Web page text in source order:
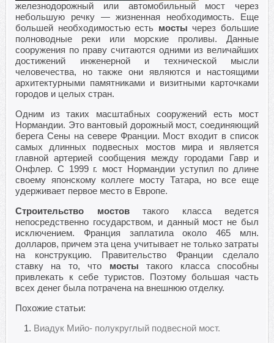
железнодорожный или автомобильный мост через
небольшую речку — жизненная необходимость. Еще
большей необходимостью есть мосты через большие
полноводные реки или морские проливы. Данные
сооружения по праву считаются одними из величайших
достижений инженерной и технической мысли
человечества, но также они являются и настоящими
архитектурными памятниками и визитными карточками
городов и целых стран.
Одним из таких масштабных сооружений есть мост
Нормандии. Это вантовый дорожный мост, соединяющий
берега Сены на севере Франции. Мост входит в список
самых длинных подвесных мостов мира и является
главной артерией сообщения между городами Гавр и
Онфлер. С 1999 г. мост Нормандии уступил по длине
своему японскому коллеге мосту Татара, но все еще
удерживает первое место в Европе.
Строительство мостовтакого класса ведется
непосредственно государством, и данный мост не был
исключением. Франция заплатила около 465 млн.
долларов, причем эта цена учитывает не только затраты
на конструкцию. Правительство Франции сделало
ставку на то, что мосты такого класса способны
привлекать к себе туристов. Поэтому большая часть
всех денег была потрачена на внешнюю отделку.
Похожие статьи:
Виадук Мийо- полукруглый подвесной мост.